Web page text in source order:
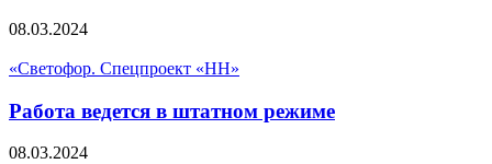
08.03.2024
«Светофор. Спецпроект «НН»
Работа ведется в штатном режиме
08.03.2024